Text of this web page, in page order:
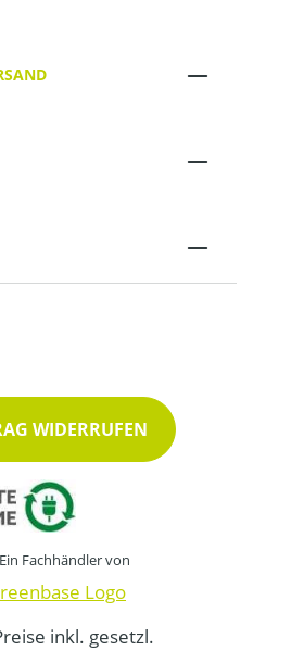
WIDERRUFEN
Ein Fachhändler von
inkl. gesetzl.